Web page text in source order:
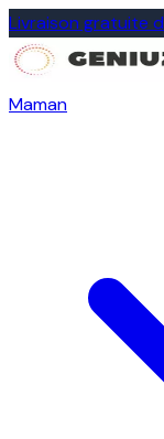
Livraison gratuite
Maman